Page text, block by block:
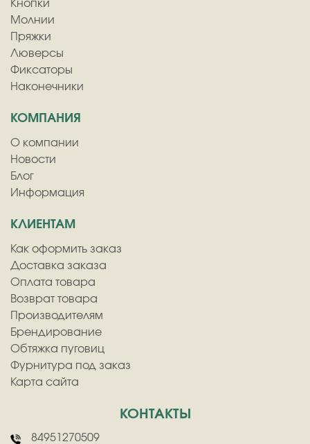
Кнопки
Молнии
Пряжки
Люверсы
Фиксаторы
Наконечники
КОМПАНИЯ
О компании
Новости
Блог
Информация
КЛИЕНТАМ
Как оформить заказ
Доставка заказа
Оплата товара
Возврат товара
Производителям
Брендирование
Обтяжка пуговиц
Фурнитура под заказ
Карта сайта
КОНТАКТЫ
84951270509